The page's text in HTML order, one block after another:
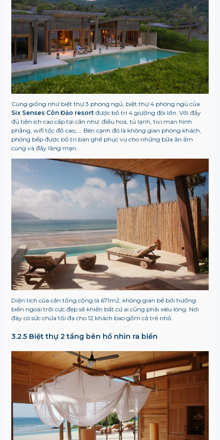
Cùng giống như biệt thự 3 phòng ngủ, biệt thự 4 phòng ngủ của
Six Senses Côn Đảo resortđược bố trí 4 giường đôi lớn. Với đầy
đủ tiện ích cao cấp tại căn như: điều hoà, tủ lạnh, tivi màn hình
phẳng, wifi tốc độ cao,…. Bên cạnh đó là không gian phòng khách,
phòng bếp được bố trí bàn ghế phục vụ cho những bữa ăn ấm
cúng và đầy lãng mạn.
Diện tích của căn tổng cộng là 671m2, không gian bể bơi hướng
biển ngoài trời cực đẹp sẽ khiến bất cứ ai cũng phải xiêu lòng. Nơi
đây có sức chứa tối đa cho 12 khách bao gồm cả trẻ nhỏ.
3.2.5Biệt thự 2 tầng bên hồ nhìn ra biển